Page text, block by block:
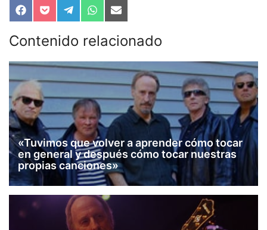
Compartir
en
Facebook
Compartir
en
Pocket
Compartir
en
Telegram
Compartir
en
WhatsApp
Compartir
en
Email
Contenido relacionado
«Tuvimos que volver a aprender cómo tocar
en general y después cómo tocar nuestras
propias canciones»